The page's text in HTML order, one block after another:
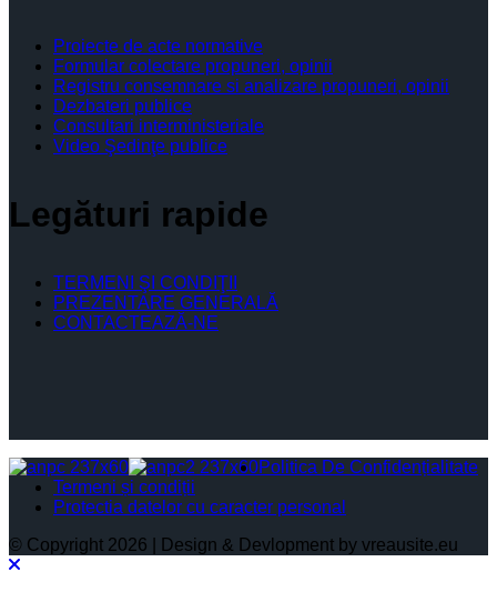
Proiecte de acte normative
Formular colectare propuneri, opinii
Registru consemnare si analizare propuneri, opinii
Dezbateri publice
Consultari interministeriale
Video Şedinţe publice
Legături rapide
TERMENI ŞI CONDIŢII
PREZENTARE GENERALĂ
CONTACTEAZĂ-NE
Politica De Confidențialitate
Termeni și condiții
Protectia datelor cu caracter personal
© Copyright 2026 | Design & Devlopment by vreausite.eu